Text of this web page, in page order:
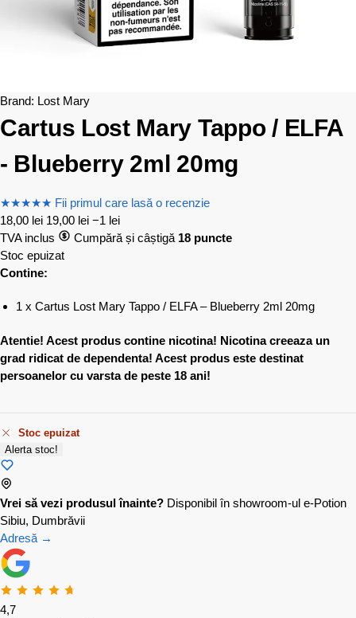
Brand: Lost Mary
Cartus Lost Mary Tappo / ELFA
- Blueberry 2ml 20mg
★★★★★ Fii primul care lasă o recenzie
18,00 lei 19,00 lei −1 lei
TVA inclus
Cumpără și câștigă 18 puncte
Stoc epuizat
Contine:
1 x Cartus Lost Mary Tappo / ELFA – Blueberry 2ml 20mg
Atentie! Acest produs contine nicotina! Nicotina creeaza un
grad ridicat de dependenta! Acest produs este destinat
persoanelor cu varsta de peste 18 ani!
Stoc epuizat
Alerta stoc!
Vrei să vezi produsul înainte? Disponibil în showroom-ul e-Potion
Sibiu, Dumbrăvii
Adresă →
4,7